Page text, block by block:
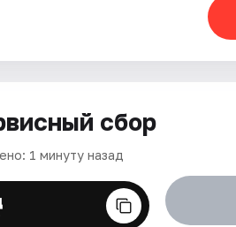
сбор
1 минуту назад